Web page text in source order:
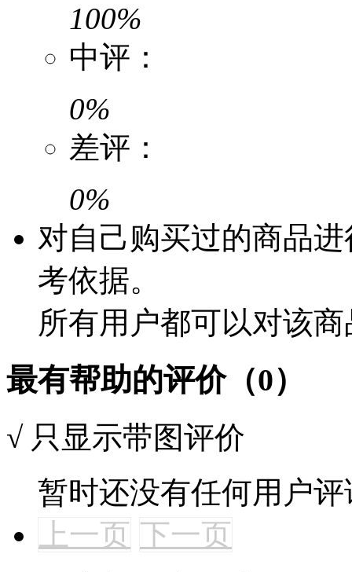
100%
中评：
0%
差评：
0%
对自己购买过的商品
考依据。
所有用户都可以对该
最有帮助的评价（0）
√ 只显示带图评价
暂时还没有任何用户评
上一页 下一页